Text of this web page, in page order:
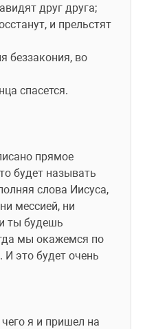
друг друга;
и прельстят
беззакония, во
спасется.
прямое
будет называть
слова Иисуса,
мессией, ни
ты будешь
мы окажемся по
это будет очень
я и пришел на